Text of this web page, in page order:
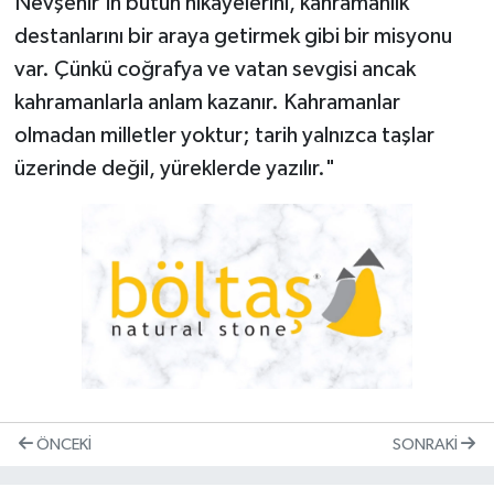
destanlarını bir araya getirmek gibi bir misyonu
var. Çünkü coğrafya ve vatan sevgisi ancak
kahramanlarla anlam kazanır. Kahramanlar
olmadan milletler yoktur; tarih yalnızca taşlar
üzerinde değil, yüreklerde yazılır."
ÖNCEKI SONRAKI